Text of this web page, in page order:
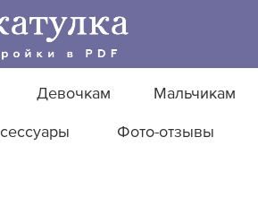
Девочкам Мальчикам
Фото-отзывы